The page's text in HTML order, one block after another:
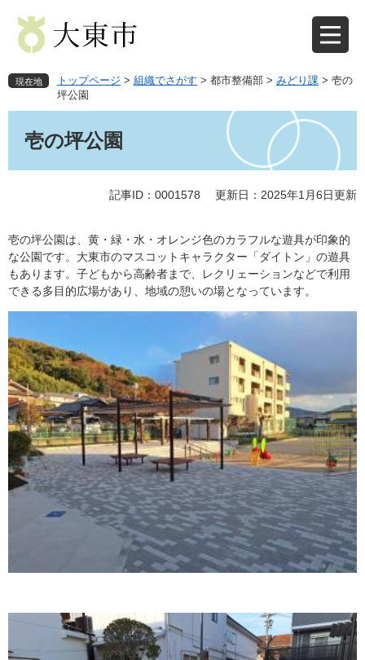
先
で
を
ば
現在地 トップページ > 組織でさがす > 都市整備部 > みどり課 > 壱の
坪公園
壱の坪公園
記事ID：0001578 更新日：2025年1月6日更新
壱の坪公園は、黄・緑・水・オレンジ色のカラフルな遊具が印象的
な公園です。大東市のマスコットキャラクター「ダイトン」の遊具
もあります。子どもから高齢者まで、レクリェーションなどで利用
できる多目的広場があり、地域の憩いの場となっています。